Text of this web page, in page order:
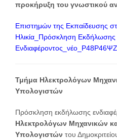
προκήρυξη του γνωστικού
Επιστημών της Εκπαίδευσης
Ηλικία_Πρόσκληση Εκδήλωσης
Τμήμα Ηλεκτρολόγων
Υπολογιστών
Πρόσκληση εκδήλωσης
Ηλεκτρολόγων Μηχανικών
Υπολογιστών του